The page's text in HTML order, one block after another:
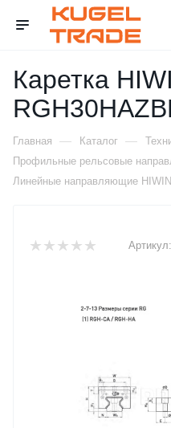
Каретка
Главная — Каталог —
Профильные рельсовые
Линейные направляющие HIWIN
Артикул: